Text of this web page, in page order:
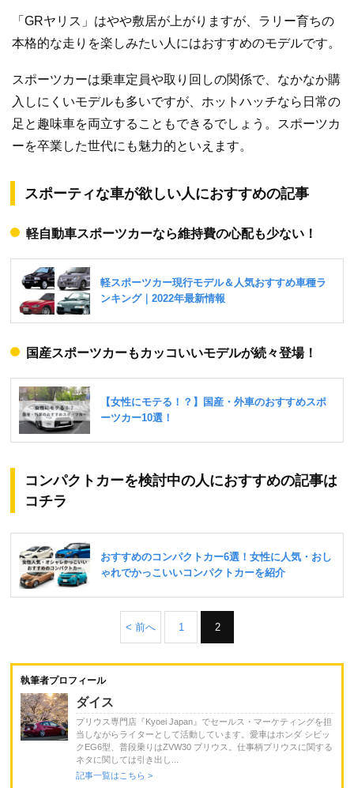
「GRヤリス」はやや敷居が上がりますが、ラリー育ちの
本格的な走りを楽しみたい人にはおすすめのモデルです。
スポーツカーは乗車定員や取り回しの関係で、なかなか購
入しにくいモデルも多いですが、ホットハッチなら日常の
足と趣味車を両立することもできるでしょう。スポーツカ
ーを卒業した世代にも魅力的といえます。
スポーティな車が欲しい人におすすめの記事
軽自動車スポーツカーなら維持費の心配も少ない！
国産スポーツカーもカッコいいモデルが続々登場！
コンパクトカーを検討中の人におすすめの記事は
コチラ
< 前へ 1 2
執筆者プロフィール
ダイス
プリウス専門店『Kyoei Japan』でセールス・マーケティングを担
当しながらライターとして活動しています。愛車はホンダ シビッ
クEG6型、普段乗りはZVW30 プリウス。仕事柄プリウスに関する
ネタに関しては引き出し...
記事一覧はこちら >